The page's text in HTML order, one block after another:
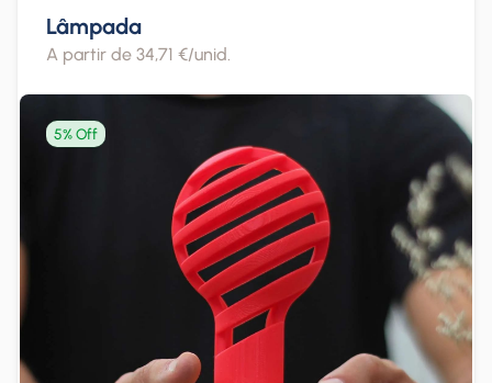
Lâmpada
A partir de 34,71 €/unid.
5% Off